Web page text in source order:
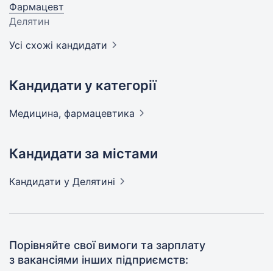
Фармацевт
Делятин
Усі схожі кандидати
Кандидати у категорії
Медицина, фармацевтика
Кандидати за містами
Кандидати у Делятині
Порівняйте свої вимоги та зарплату
з вакансіями інших підприємств: